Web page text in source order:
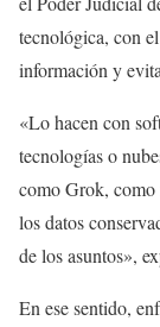
tecnológica, con
información y
«Lo hacen con
tecnologías o
como Grok, como
los datos
de los asuntos»,
En ese sentido,